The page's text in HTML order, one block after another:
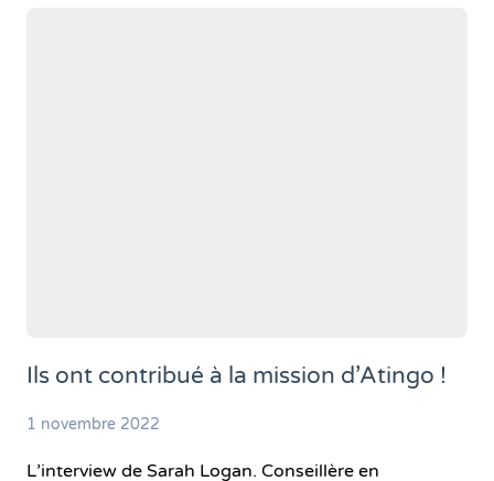
Ils ont contribué à la mission d’Atingo !
1 novembre 2022
L’interview de Sarah Logan. Conseillère en